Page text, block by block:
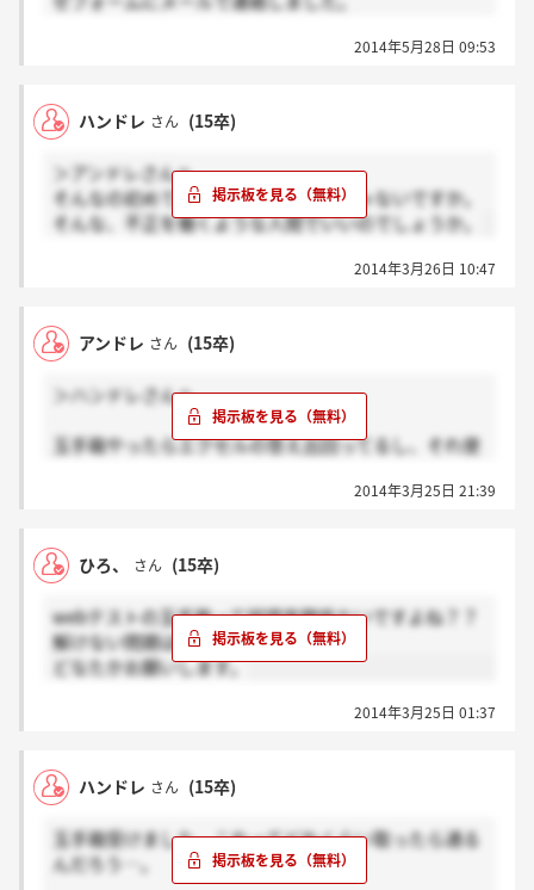
こないと締め切りに間に合いそうにないですヽ(；
第一志望なだけに電話するか悩み中です。しかし、1
回目のメールが届いているのか不安で2回メールして
す。
2014年5月28日 09:53
ハンドレ さん (15卒)
＞アンドレさんへ
そんなの初めて聞きました…。最悪じゃないですか。
そんな、不正を働くような人間でいいのでしょうか。
2014年3月26日 10:47
アンドレ さん (15卒)
＞ハンドレさんへ
玉手箱やったらエクセルの答え出回ってるし、それ使
2014年3月25日 21:39
ひろ、 さん (15卒)
webテストの玉手箱って誤謬率関係ないですよね？？
解けない問題は適当に押しています。
どなたかお願いします。
2014年3月25日 01:37
ハンドレ さん (15卒)
玉手箱受けました。これってどれくらい取ったら通る
んだろう…。